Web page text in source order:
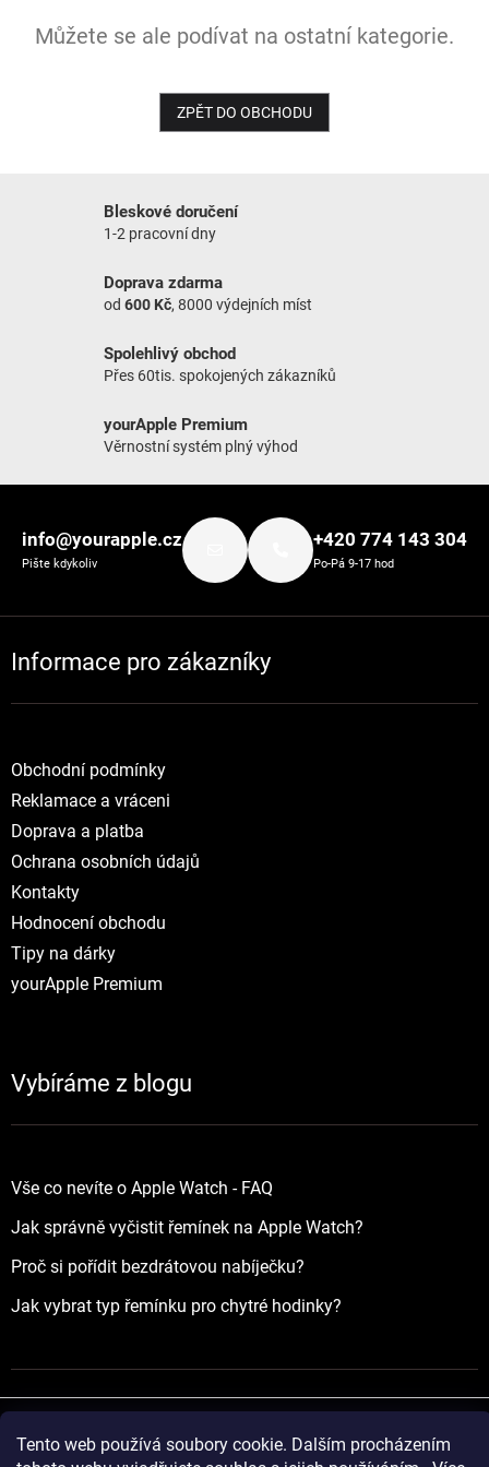
Tento web používá soubory cookie. Dalším procházením
NOVINKY
Můžete se ale podívat na ostatní kategorie.
ZPĚT DO OBCHODU
Bleskové doručení
1-2 pracovní dny
Doprava zdarma
od 600 Kč, 8000 výdejních míst
Spolehlivý obchod
Přes 60tis. spokojených zákazníků
yourApple Premium
Věrnostní systém plný výhod
info@yourapple.cz
Pište kdykoliv
+420 774 143 304
Po-Pá 9-17 hod
Informace pro zákazníky
Obchodní podmínky
Reklamace a vráceni
Doprava a platba
Ochrana osobních údajů
Kontakty
Hodnocení obchodu
Tipy na dárky
yourApple Premium
Vybíráme z blogu
Vše co nevíte o Apple Watch - FAQ
Jak správně vyčistit řemínek na Apple Watch?
Proč si pořídit bezdrátovou nabíječku?
Jak vybrat typ řemínku pro chytré hodinky?
Vytvořil Shoptet